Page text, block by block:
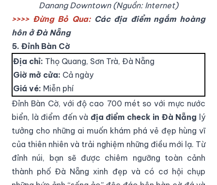
Danang Downtown (Nguồn: Internet)
>>>> Đừng Bỏ Qua:Các địa điểm ngắm hoàng
hôn ở Đà Nẵng
5. Đỉnh Bàn Cờ
Địa chỉ: Thọ Quang, Sơn Trà, Đà Nẵng
Giờ mở cửa: Cả ngày
Giá vé: Miễn phí
Đỉnh Bàn Cờ, với độ cao 700 mét so với mực nước
biển, là điểm đến và địa điểm check in Đà Nẵng lý
tưởng cho những ai muốn khám phá vẻ đẹp hùng vĩ
của thiên nhiên và trải nghiệm những điều mới lạ. Từ
đỉnh núi, bạn sẽ được chiêm ngưỡng toàn cảnh
thành phố Đà Nẵng xinh đẹp và có cơ hội chụp